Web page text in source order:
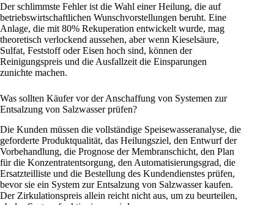
Der schlimmste Fehler ist die Wahl einer Heilung, die auf
betriebswirtschaftlichen Wunschvorstellungen beruht. Eine
Anlage, die mit 80% Rekuperation entwickelt wurde, mag
theoretisch verlockend aussehen, aber wenn Kieselsäure,
Sulfat, Feststoff oder Eisen hoch sind, können der
Reinigungspreis und die Ausfallzeit die Einsparungen
zunichte machen.
Was sollten Käufer vor der Anschaffung von Systemen zur
Entsalzung von Salzwasser prüfen?
Die Kunden müssen die vollständige Speisewasseranalyse, die
geforderte Produktqualität, das Heilungsziel, den Entwurf der
Vorbehandlung, die Prognose der Membranschicht, den Plan
für die Konzentratentsorgung, den Automatisierungsgrad, die
Ersatzteilliste und die Bestellung des Kundendienstes prüfen,
bevor sie ein System zur Entsalzung von Salzwasser kaufen.
Der Zirkulationspreis allein reicht nicht aus, um zu beurteilen,